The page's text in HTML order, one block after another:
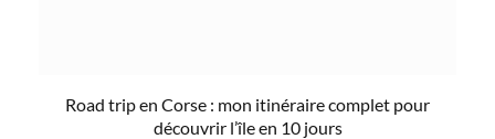
Road trip en Corse : mon itinéraire complet pour
découvrir l’île en 10 jours